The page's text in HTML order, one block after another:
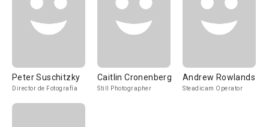
Peter Suschitzky
Director de Fotografía
Caitlin Cronenberg
Still Photographer
Andrew Rowlands
Steadicam Operator